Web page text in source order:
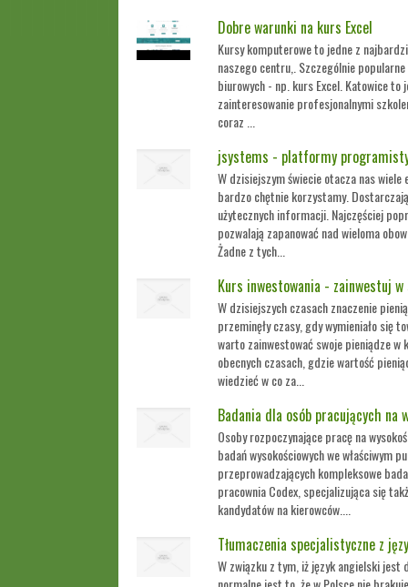
Dobre warunki na kurs Excel
Kursy komputerowe to jedne z
naszego centru,. Szczególnie
biurowych - np. kurs Excel. Katowice to
zainteresowanie profesjonalnymi
coraz ...
jsystems - platformy
W dzisiejszym świecie otacza nas
bardzo chętnie korzystamy.
użytecznych informacji. Najczęściej
pozwalają zapanować nad wieloma
Żadne z tych...
Kurs inwestowania - zainwestuj w
W dzisiejszych czasach znaczenie
przeminęły czasy, gdy wymieniało się
warto zainwestować swoje pieniądze w
obecnych czasach, gdzie wartość
wiedzieć w co za...
Badania dla osób pracujących na
Osoby rozpoczynające pracę na
badań wysokościowych we właściwym
przeprowadzających kompleksowe
pracownia Codex, specjalizująca się
kandydatów na kierowców....
Tłumaczenia specjalistyczne z
W związku z tym, iż język angielski jest